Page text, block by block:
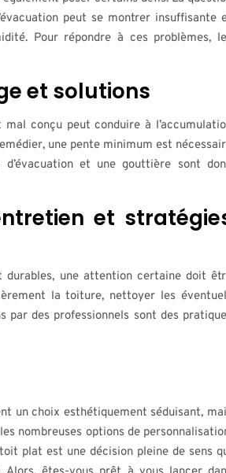
peut se montrer insuffisante
Pour répondre à ces problèmes,
et solutions
conçu peut conduire à
une pente minimum est
et une gouttière sont
et
une attention certaine doit
la toiture, nettoyer les
des professionnels sont des
un choix esthétiquement séduisant,
nombreuses options de
plat est une décision pleine de sens